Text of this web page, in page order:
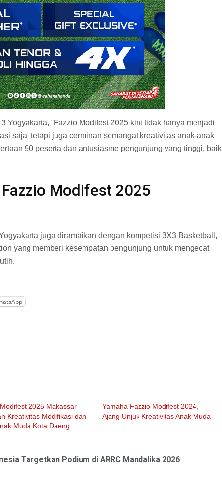
Yogyakarta, “Fazzio Modifest 2025 kini tidak hanya menjadi
saja, tetapi juga cerminan semangat kreativitas anak-anak
90 peserta dan antusiasme pengunjung yang tinggi, baik
Modifest 2025
juga diramaikan dengan kompetisi 3X3 Basketball,
yang memberi kesempatan pengunjung untuk mengecat
2025 Makassar
Kreativitas Modifikasi dan
Muda Kota Daeng
Yamaha Fazzio Modifest 2024,
Ajang Unjuk Kreativitas Anak Muda
Targetkan Podium di ARRC Mandalika 2026